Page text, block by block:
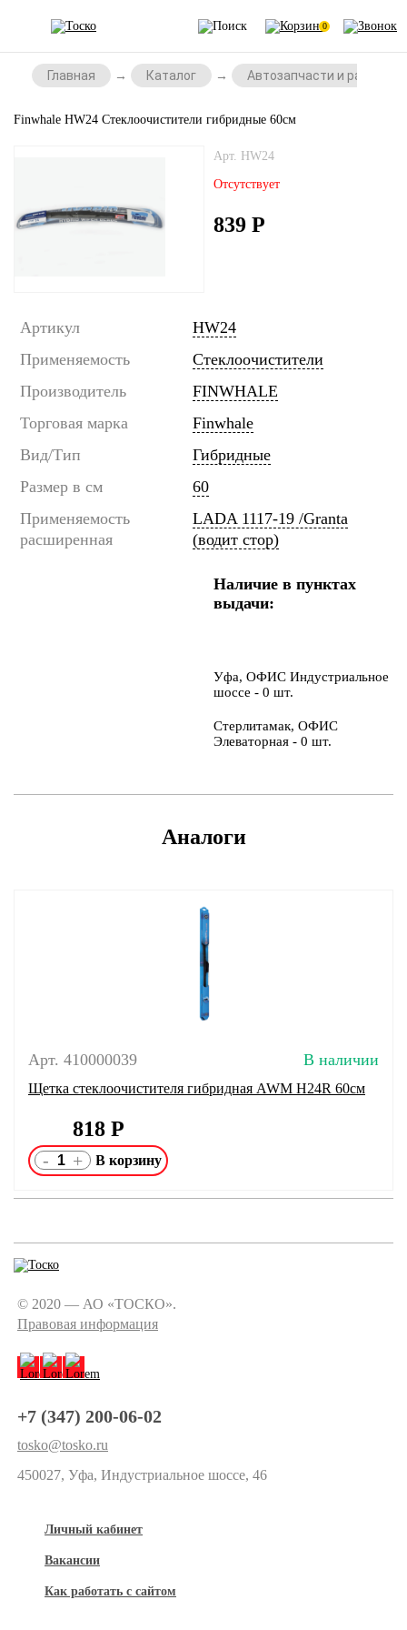
0
Главная Каталог Автозапчасти и
Finwhale HW24 Стеклоочистители гибридные 60см
Арт. HW24
Отсутствует
839 Р
Артикул
HW24
Применяемость
Стеклоочистители
Производитель
FINWHALE
Торговая марка
Finwhale
Вид/Тип
Гибридные
Размер в см
60
Применяемость
расширенная
LADA 1117-19 /Granta
(водит стор)
Наличие в пунктах
выдачи:
Уфа, ОФИС Индустриальное
шоссе - 0 шт.
Стерлитамак, ОФИС
Элеваторная - 0 шт.
Аналоги
Арт. 410000039 В наличии
Щетка стеклоочистителя гибридная AWM H24R 60см
818 Р
- +
© 2020 — АО «ТОСКО».
Правовая информация
+7 (347) 200-06-02
tosko@tosko.ru
450027, Уфа, Индустриальное шоссе, 46
Личный кабинет
Вакансии
Как работать с сайтом